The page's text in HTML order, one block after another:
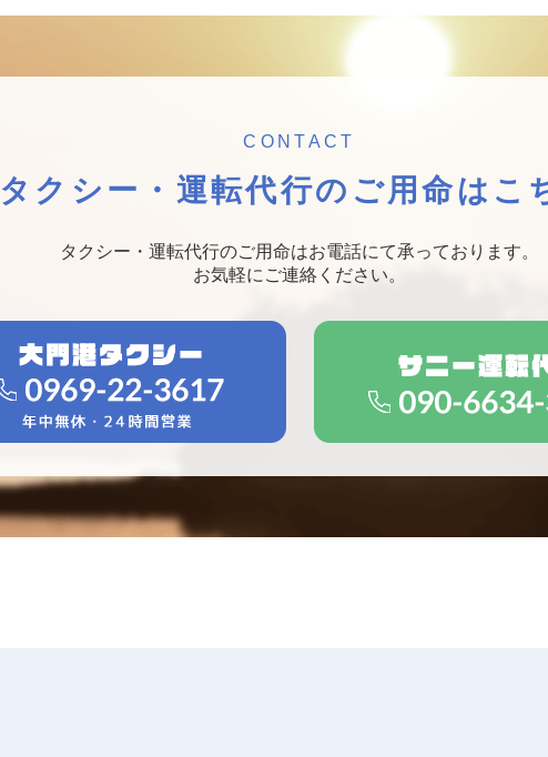
CONTACT
タクシー・運転代行の ご用命はこ
タクシー・運転代行のご用命はお電話にて承っております。
お気軽にご連絡ください。